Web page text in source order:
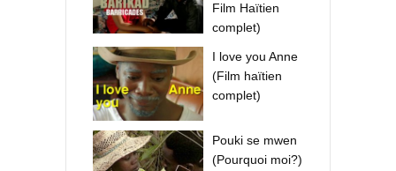
Film Haïtien
complet)
I love you Anne
(Film haïtien
complet)
Pouki se mwen
(Pourquoi moi?)